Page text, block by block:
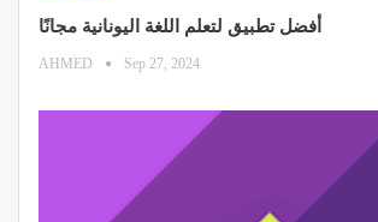
أفضل تطبيق لتعلم اللغة اليونانية مجانًا
AHMED Sep 27, 2024